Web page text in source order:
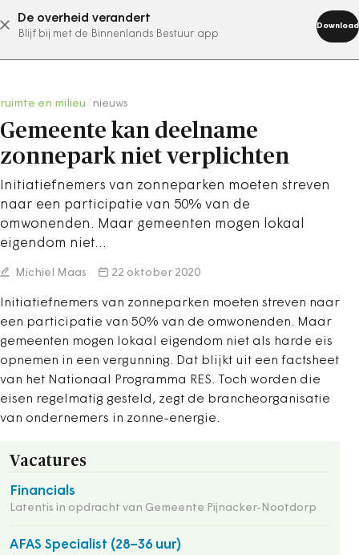
De overheid verandert
Blijf bij met de Binnenlands Bestuur app
Download
abonneer nu
ruimte en milieu nieuws
Gemeente kan deelname
zonnepark niet verplichten
Initiatiefnemers van zonneparken moeten streven
naar een participatie van 50% van de
omwonenden. Maar gemeenten mogen lokaal
eigendom niet…
Michiel Maas 22 oktober 2020
Initiatiefnemers van zonneparken moeten streven naar
een participatie van 50% van de omwonenden. Maar
gemeenten mogen lokaal eigendom niet als harde eis
opnemen in een vergunning. Dat blijkt uit een factsheet
van het Nationaal Programma RES. Toch worden die
eisen regelmatig gesteld, zegt de brancheorganisatie
van ondernemers in zonne-energie.
Vacatures
Financials
Latentis in opdracht van Gemeente Pijnacker-Nootdorp
AFAS Specialist (28–36 uur)